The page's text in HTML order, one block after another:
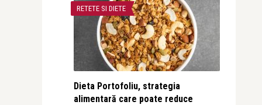
RETETE SI DIETE
Dieta Portofoliu, strategia
alimentară care poate reduce